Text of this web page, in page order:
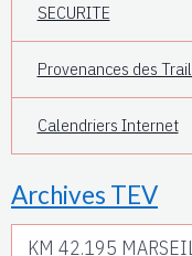
SECURITE
Provenances des
Calendriers Internet
Archives TEV